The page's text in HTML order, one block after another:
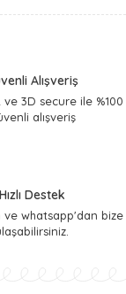
Alışveriş
ve 3D secure ile %100
alışveriş
Hızlı Destek
ve whatsapp'dan bize